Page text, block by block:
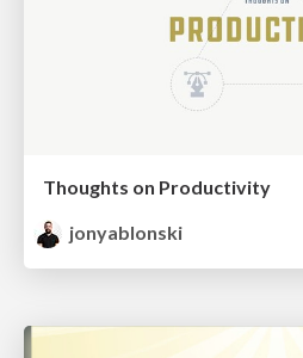
Thoughts on Productivity
jonyablonski